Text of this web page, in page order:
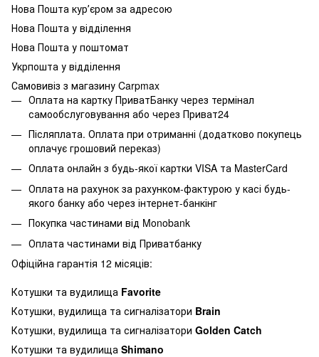
Нова Пошта курʼєром за адресою
Нова Пошта у відділення
Нова Пошта у поштомат
Укрпошта у відділення
Самовивіз з магазину Carpmax
Оплата на картку ПриватБанку через термінал
самообслуговування або через Приват24
Післяплата. Оплата при отриманні (додатково покупець
оплачує грошовий переказ)
Оплата онлайн з будь-якої картки VISA та MasterCard
Оплата на рахунок за рахунком-фактурою у касі будь-
якого банку або через інтернет-банкінг
Покупка частинами від Monobank
Оплата частинами від Приватбанку
Офіційна гарантія 12 місяців:
Котушки та вудилища Favorite
Котушки, вудилища та сигналізатори Brain
Котушки, вудилища та сигналізатори Golden Catch
Котушки та вудилища Shimano